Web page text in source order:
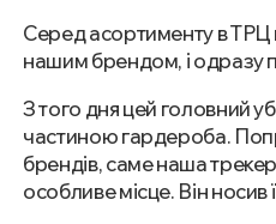
Серед асортименту в ТРЦ
нашим брендом, і одразу
З того дня цей головний
частиною гардероба.
брендів, саме наша
особливе місце. Він носив